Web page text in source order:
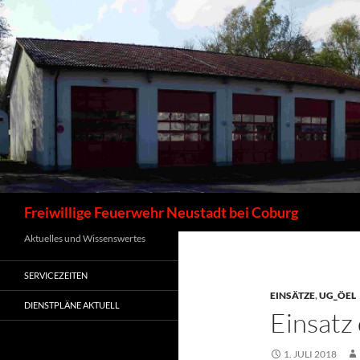
Zum
Inhalt
springen
Freiwillige Feuerwehr Neustadt bei Coburg
EINSÄTZE,UG_ÖEL
1. JULI 2018
Aktuelles und Wissenswertes
SERVICEZEITEN
DIENSTPLÄNE AKTUELL